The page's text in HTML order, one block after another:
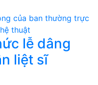
của ban thường trực
thuật
lễ dâng
liệt sĩ